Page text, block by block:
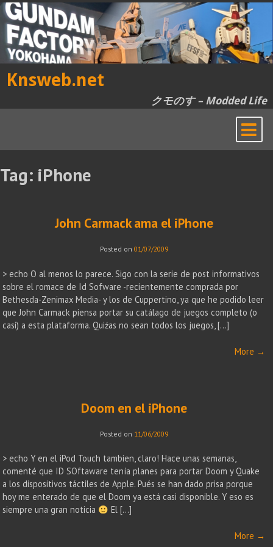
Skip
to
content
Knsweb.net
クモのす – Modded Life
Tag: iPhone
John Carmack ama el iPhone
Posted on 01/07/2009
> echo O al menos lo parece. Sigo con la serie de post informativos
sobre el romace de Id Sofware -recientemente comprada por
Bethesda-Zenimax Media- y los de Cuppertino, ya que he podido leer
que John Carmack piensa portar su catálago de juegos completo (o
casi) a esta plataforma. Quiźas no sean todos los juegos, […]
More →
Doom en el iPhone
Posted on 11/06/2009
> echo Y en el iPod Touch tambien, claro! Hace unas semanas,
comenté que ID SOftaware tenía planes para portar Doom y Quake
a los dispositivos táctiles de Apple. Pués se han dado prisa porque
hoy me enterado de que el Doom ya está casi disponible. Y eso es
siempre una gran noticia
El […]
More →